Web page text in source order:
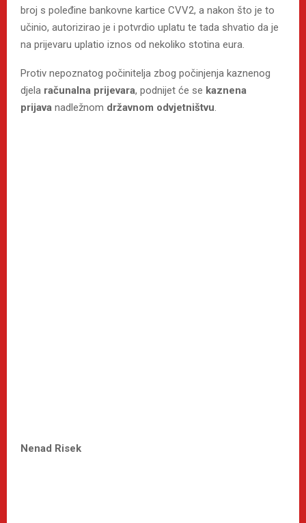
broj s poleđine bankovne kartice CVV2, a nakon što je to
učinio, autorizirao je i potvrdio uplatu te tada shvatio da je
na prijevaru uplatio iznos od nekoliko stotina eura.
Protiv nepoznatog počinitelja zbog počinjenja kaznenog
djela računalna prijevara, podnijet će se kaznena
prijava nadležnom državnom odvjetništvu
Nenad Risek